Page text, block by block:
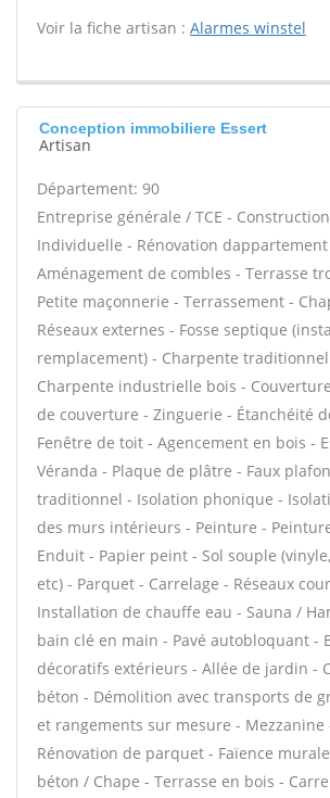
Voir la fiche artisan : Alarmes winstel
Conception immobiliere Essert
Artisan
Département: 90
Entreprise générale / TCE -
Individuelle - Rénovation
Aménagement de combles - Terrasse
Petite maçonnerie - Terrassement -
Réseaux externes - Fosse septique
remplacement) - Charpente
Charpente industrielle bois -
de couverture - Zinguerie - Étanchéité
Fenêtre de toit - Agencement en bois -
Véranda - Plaque de plâtre - Faux
traditionnel - Isolation phonique -
des murs intérieurs - Peinture -
Enduit - Papier peint - Sol souple
etc) - Parquet - Carrelage - Réseaux
Installation de chauffe eau - Sauna /
bain clé en main - Pavé autobloquant -
décoratifs extérieurs - Allée de jardin -
béton - Démolition avec transports de
et rangements sur mesure - Mezzanine
Rénovation de parquet - Faïence
béton / Chape - Terrasse en bois -